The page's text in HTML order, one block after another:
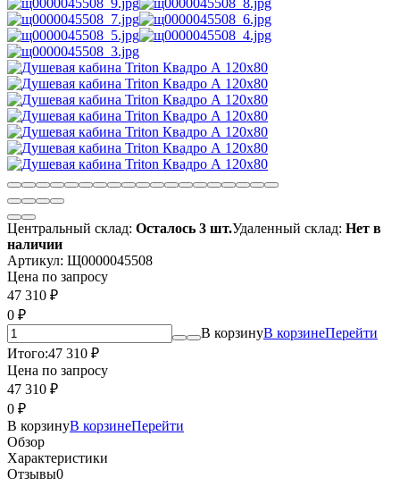
Центральный склад: Осталось 3 шт.Удаленный склад: Нет в
наличии
Артикул: Щ0000045508
Цена по запросу
47 310 ₽
0 ₽
В корзинуВ корзинеПерейти
Итого:47 310 ₽
Цена по запросу
47 310 ₽
0 ₽
В корзинуВ корзинеПерейти
Обзор
Характеристики
Отзывы0